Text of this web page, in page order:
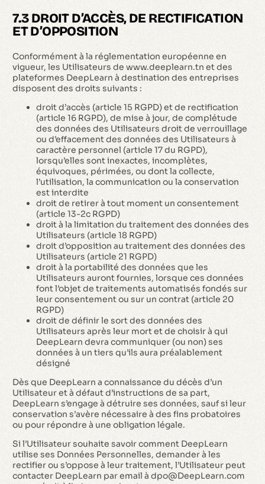
7.3 DROIT D’ACCÈS, DE RECTIFICATION
ET D’OPPOSITION
Conformément à la réglementation européenne en
vigueur, les Utilisateurs de www.deeplearn.tn et des
plateformes DeepLearn à destination des entreprises
disposent des droits suivants :
droit d’accès (article 15 RGPD) et de rectification
(article 16 RGPD), de mise à jour, de complétude
des données des Utilisateurs droit de verrouillage
ou d’effacement des données des Utilisateurs à
caractère personnel (article 17 du RGPD),
lorsqu’elles sont inexactes, incomplètes,
équivoques, périmées, ou dont la collecte,
l’utilisation, la communication ou la conservation
est interdite
droit de retirer à tout moment un consentement
(article 13-2c RGPD)
droit à la limitation du traitement des données des
Utilisateurs (article 18 RGPD)
droit d’opposition au traitement des données des
Utilisateurs (article 21 RGPD)
droit à la portabilité des données que les
Utilisateurs auront fournies, lorsque ces données
font l’objet de traitements automatisés fondés sur
leur consentement ou sur un contrat (article 20
RGPD)
droit de définir le sort des données des
Utilisateurs après leur mort et de choisir à qui
DeepLearn devra communiquer (ou non) ses
données à un tiers qu’ils aura préalablement
désigné
Dès que DeepLearn a connaissance du décès d’un
Utilisateur et à défaut d’instructions de sa part,
DeepLearn s’engage à détruire ses données, sauf si leur
conservation s’avère nécessaire à des fins probatoires
ou pour répondre à une obligation légale.
Si l’Utilisateur souhaite savoir comment DeepLearn
utilise ses Données Personnelles, demander à les
rectifier ou s’oppose à leur traitement, l’Utilisateur peut
contacter DeepLearn par email à dpo@DeepLearn.com